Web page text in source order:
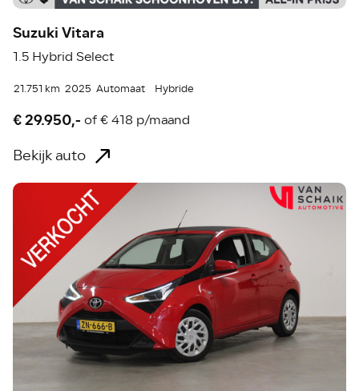
Suzuki Vitara
1.5 Hybrid Select
21.751 km 2025 Automaat Hybride
€ 29.950,- of€ 418 p/maand
Bekijk auto